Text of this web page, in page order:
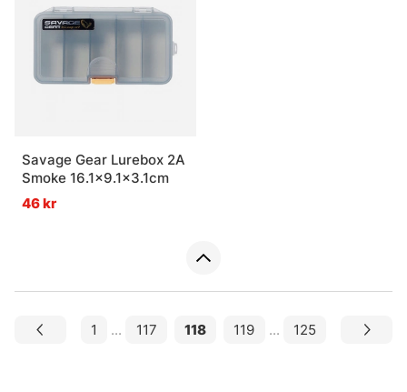
Savage Gear Lurebox 2A
Smoke 16.1x9.1x3.1cm
46 kr
1 ... 117 118 119 ... 125